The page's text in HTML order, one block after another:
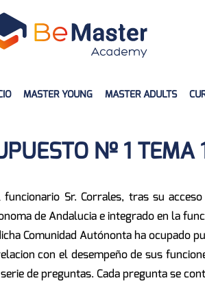
MASTER YOUNG MASTER ADULTS
Nº 1 TEMA
funcionario Sr. Corrales, tras su
de Andalucia e integrado en la
Comunidad Autónonta ha ocupado
con el desempeño de sus
de preguntas. Cada pregunta se